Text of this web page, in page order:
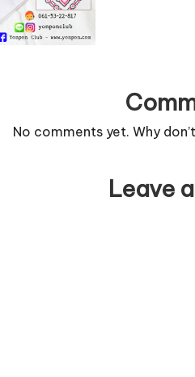
No comments yet. Why
Leave